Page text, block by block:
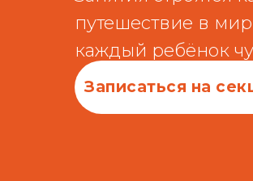
Записаться на
путешествие в
каждый ребёнок